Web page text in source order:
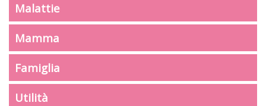
Malattie
Mamma
Famiglia
Utilità